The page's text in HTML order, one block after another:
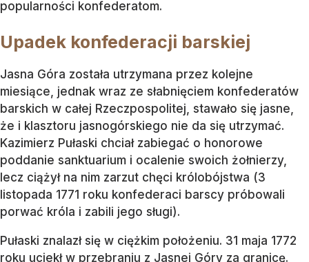
popularności konfederatom.
Upadek konfederacji barskiej
Jasna Góra została utrzymana przez kolejne
miesiące, jednak wraz ze słabnięciem konfederatów
barskich w całej Rzeczpospolitej, stawało się jasne,
że i klasztoru jasnogórskiego nie da się utrzymać.
Kazimierz Pułaski chciał zabiegać o honorowe
poddanie sanktuarium i ocalenie swoich żołnierzy,
lecz ciążył na nim zarzut chęci królobójstwa (3
listopada 1771 roku konfederaci barscy próbowali
porwać króla i zabili jego sługi).
Pułaski znalazł się w ciężkim położeniu. 31 maja 1772
roku uciekł w przebraniu z Jasnej Góry za granicę.